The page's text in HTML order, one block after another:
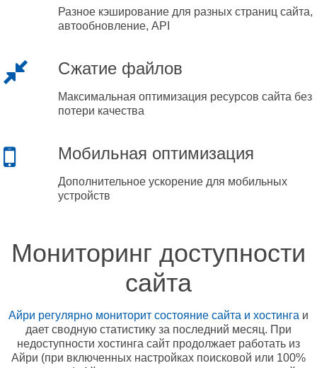
Разное кэширование для разных страниц сайта,
автообновление, API
Сжатие файлов
Максимальная оптимизация ресурсов сайта без
потери качества
Мобильная оптимизация
Дополнительное ускорение для мобильных
устройств
Мониторинг доступности
сайта
Айри регулярно мониторит состояние сайта и хостинга и
дает сводную статистику за последний месяц. При
недоступности хостинга сайт продолжает работать из
Айри (при включенных настройках поисковой или 100%